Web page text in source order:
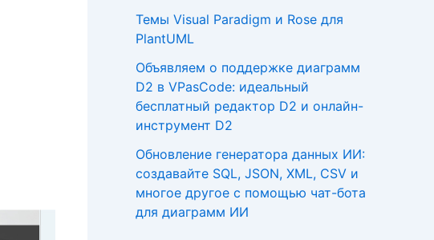
Темы Visual Paradigm и Rose для
PlantUML
Объявляем о поддержке диаграмм
D2 в VPasCode: идеальный
бесплатный редактор D2 и онлайн-
инструмент D2
Обновление генератора данных ИИ:
создавайте SQL, JSON, XML, CSV и
многое другое с помощью чат-бота
для диаграмм ИИ